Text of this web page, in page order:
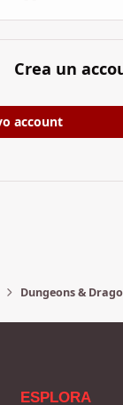
Crea un
account
Dungeons &
ESPLORA